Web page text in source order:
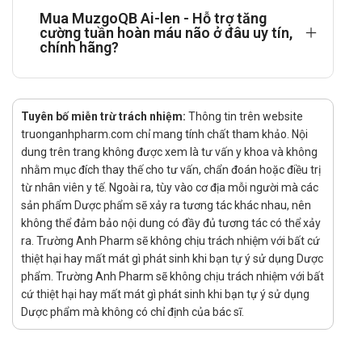
Sản phẩm dùng đường uống.
Liều dùng MuzgoQB được khuyến cáo
Thời gian sử dụng được khuyến cáo
Tùy vào đối tượng, độ tuổi, tình trạng bệnh mà có thời gian sử
dụng khác nhau. Tham khảo bác sĩ về thời gian điều trị.
Không sử dụng trong trường hợp nào?
Không sử dụng với người bị mẫn cảm với bất cứ thành phần
nào có trong sản phẩm.
Cảnh báo và thận trọng trong quá trình
sử dụng MuzgoQB
Đọc kỹ hướng dẫn sử dụng trước khi dùng.
Mua MuzgoQB Ai-len - Hỗ trợ tăng
cường tuần hoàn máu não ở đâu uy tín,
chính hãng?
Tuyên bố miễn trừ trách nhiệm: Thông tin trên website
truonganhpharm.com chỉ mang tính chất tham khảo. Nội
dung trên trang không được xem là tư vấn y khoa và không
nhằm mục đích thay thế cho tư vấn, chẩn đoán hoặc điều trị
từ nhân viên y tế. Ngoài ra, tùy vào cơ địa mỗi người mà các
sản phẩm Dược phẩm sẽ xảy ra tương tác khác nhau, nên
không thể đảm bảo nội dung có đầy đủ tương tác có thể xảy
ra. Trường Anh Pharm sẽ không chịu trách nhiệm với bất cứ
thiệt hại hay mất mát gì phát sinh khi bạn tự ý sử dụng Dược
phẩm. Trường Anh Pharm sẽ không chịu trách nhiệm với bất
cứ thiệt hại hay mất mát gì phát sinh khi bạn tự ý sử dụng
Dược phẩm mà không có chỉ định của bác sĩ.